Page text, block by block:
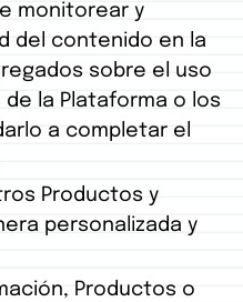
monitorear y
del contenido en la
sobre el uso
la Plataforma o los
a completar el
Productos y
personalizada y
Productos o